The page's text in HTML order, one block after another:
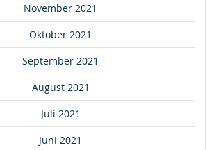
November 2021
Oktober 2021
September 2021
August 2021
Juli 2021
Juni 2021